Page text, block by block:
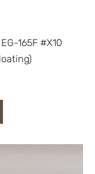
165F #X10